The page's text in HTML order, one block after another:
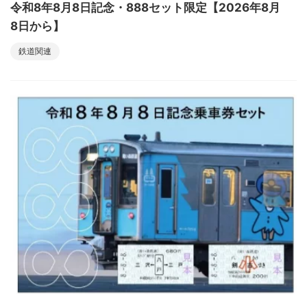
令和8年8月8日記念・888セット限定【2026年8月
8日から】
鉄道関連